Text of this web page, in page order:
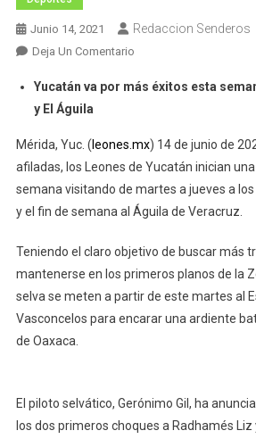
Junio 14, 2021 Redaccion Senderos
Deja Un ComentarioEn
Inicia
Oaxaca
Y
Veracruz
Yucatán va por más éxitos esta
y El Águila
Mérida, Yuc. ( leones.mx) 14 de junio de
afiladas, los Leones de Yucatán inician
semana visitando de martes a jueves a
y el fin de semana al Águila de Veracruz.
Teniendo el claro objetivo de buscar más
mantenerse en los primeros planos de la
selva se meten a partir de este martes al
Vasconcelos para encarar una ardiente
de Oaxaca.
El piloto selvático, Gerónimo Gil, ha
los dos primeros choques a Radhamés